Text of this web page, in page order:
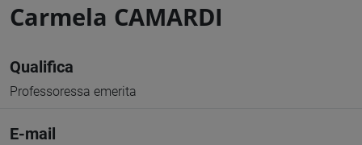
Carmela CAMARDI
Qualifica
Professoressa emerita
E-mail